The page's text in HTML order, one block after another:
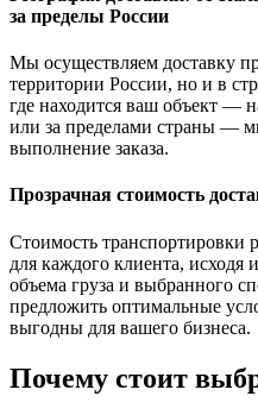
за пределы России
Мы осуществляем доставку
территории России, но и в
где находится ваш объект —
или за пределами страны —
выполнение заказа.
Прозрачная стоимость
Стоимость транспортировки
для каждого клиента, исходя
объема груза и выбранного
предложить оптимальные
выгодны для вашего бизнеса.
Почему стоит